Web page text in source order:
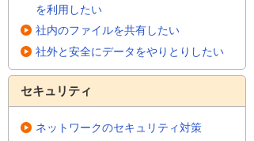
を利用したい
社内のファイルを共有したい
社外と安全にデータをやりとりしたい
セキュリティ
ネットワークのセキュリティ対策